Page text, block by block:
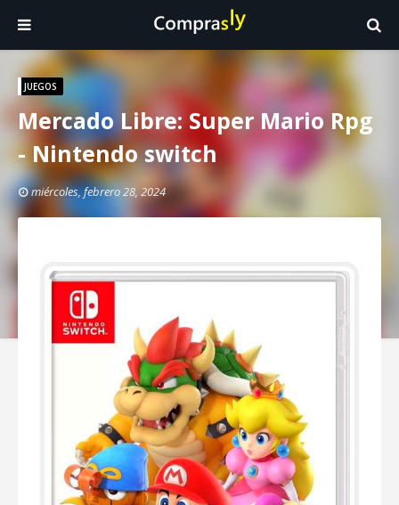
JUEGOS
Mercado Libre: Super Mario Rpg
- Nintendo switch
miércoles, febrero 28, 2024